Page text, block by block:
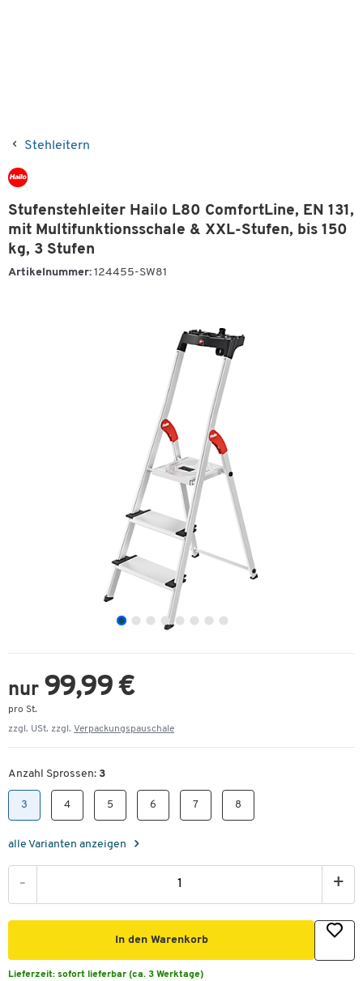
Stehleitern
Stufenstehleiter Hailo L80 ComfortLine, EN 131,
mit Multifunktionsschale & XXL-Stufen, bis 150
kg, 3 Stufen
Artikelnummer: 124455-SW81
nur 99,99 €
pro St.
zzgl. USt. zzgl. Verpackungspauschale
Anzahl Sprossen: 3
3 4 5 6 7 8
alle Varianten anzeigen
- +
In den Warenkorb
Lieferzeit: sofort lieferbar (ca. 3 Werktage)